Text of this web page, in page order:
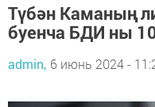
Түбән Каманың
буенча БДИ ны
admin, 6 июнь 2024 -